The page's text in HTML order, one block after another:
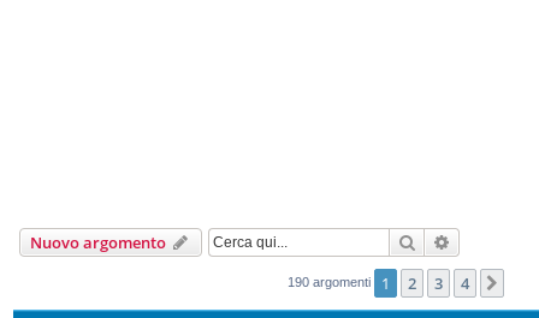
Nuovo argomento Cerca
190 argomenti 1 2 3 4